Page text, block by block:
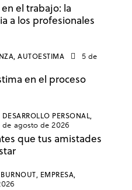
el trabajo: la
a los profesionales
AUTOESTIMA
5 de
en el proceso
DESARROLLO PERSONAL,
de agosto de 2026
que tus amistades
BURNOUT, EMPRESA,